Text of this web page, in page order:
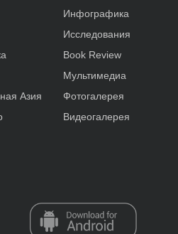
Азия
Инфографика
Исследования
Book Review
Мультимедиа
Фотогалерея
Видеогалерея